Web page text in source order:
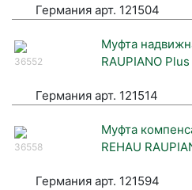
Германия арт. 121504
36552
Муфта
RAUPIANO Plus
Германия арт. 121514
36558
Муфта
REHAU
Германия арт. 121594